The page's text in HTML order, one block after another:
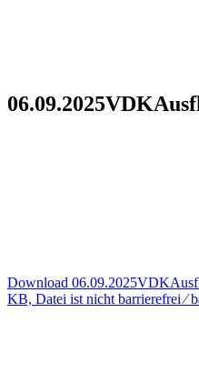
Download
KB, Datei ist nicht barrierefrei ⁄